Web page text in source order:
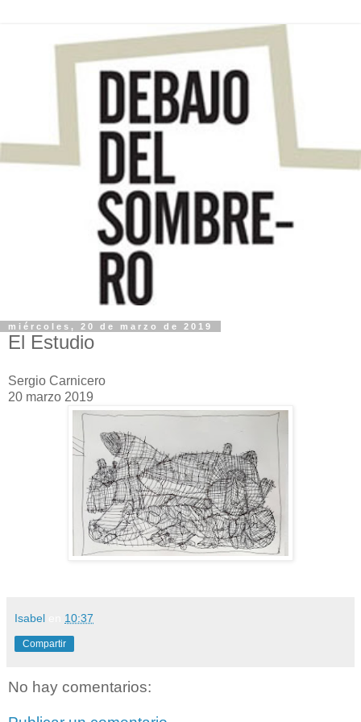
miércoles, 20 de marzo de 2019
El Estudio
Sergio Carnicero
20 marzo 2019
Isabel 10:37
Compartir
No hay comentarios: